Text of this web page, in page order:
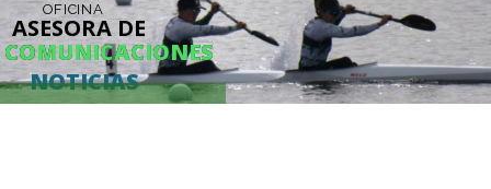
OFICINA
COMUNICACIONES
NOTICIAS
ASESORA DE
COMUNICACIONES